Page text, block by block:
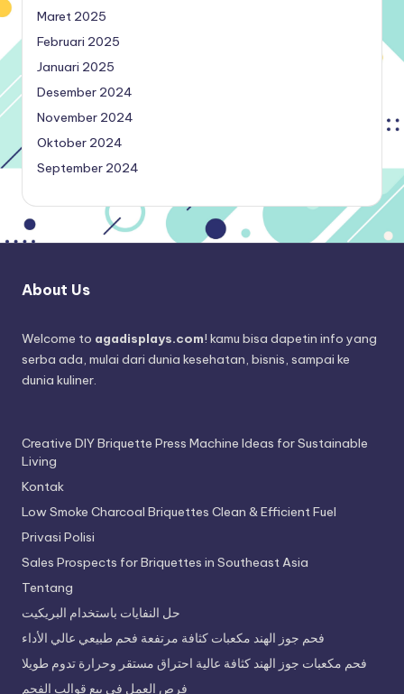
Maret 2025
Februari 2025
Januari 2025
Desember 2024
November 2024
Oktober 2024
September 2024
About Us
Welcome to agadisplays.com! kamu bisa dapetin info yang
serba ada, mulai dari dunia kesehatan, bisnis, sampai ke
dunia kuliner.
Creative DIY Briquette Press Machine Ideas for Sustainable
Living
Kontak
Low Smoke Charcoal Briquettes Clean & Efficient Fuel
Privasi Polisi
Sales Prospects for Briquettes in Southeast Asia
Tentang
حل النفايات باستخدام البريكيت
فحم جوز الهند مكعبات كثافة مرتفعة فحم طبيعي عالي الأداء
فحم مكعبات جوز الهند كثافة عالية احتراق مستقر وحرارة تدوم طويلا
فرص العمل في بيع قوالب الفحم